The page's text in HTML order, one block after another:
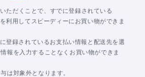
ただくことで、すでに登録されている
利用してスピーディーにお買い物ができま
登録されているお支払い情報と配送先を選
報を入力することなくお買い物ができま
は対象外となります。